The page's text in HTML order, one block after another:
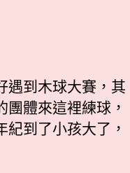
遇到木球大賽，其
體來這裡練球，
到了小孩大了，